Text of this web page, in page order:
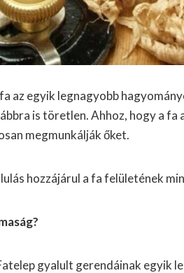
az egyik legnagyobb
is töretlen. Ahhoz, hogy a
megmunkálják őket.
hozzájárul a fa felületének
gyalult gerendáinak egyik